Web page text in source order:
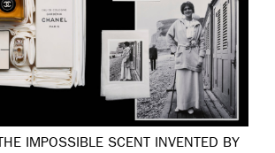
IMPOSSIBLE SCENT INVENTED BY